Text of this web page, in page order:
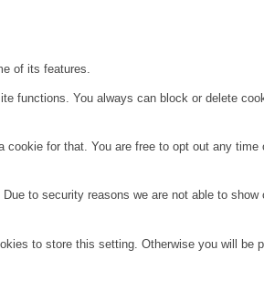
of its features.
You always can block or delete
for that. You are free to opt out any
to security reasons we are not able to
to store this setting. Otherwise you will be